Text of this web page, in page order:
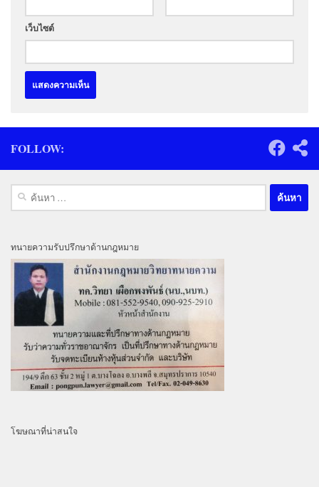
เว็บไซต์
FOLLOW:
ค้นหา
สำหรับ:
ทนายความรับปรึกษาด้านกฎหมาย
โฆษณาที่น่าสนใจ